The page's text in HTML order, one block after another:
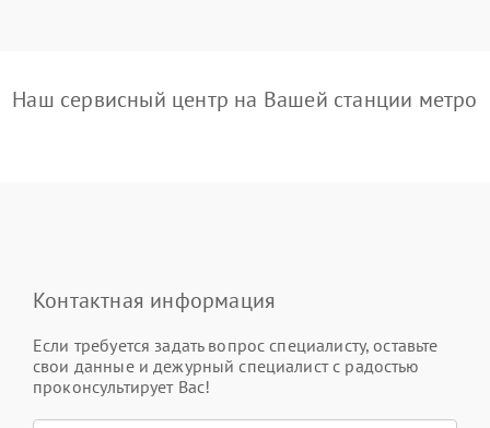
Наш сервисный центр на Вашей станции метро
Контактная информация
Если требуется задать вопрос специалисту, оставьте
свои данные и дежурный специалист с радостью
проконсультирует Вас!